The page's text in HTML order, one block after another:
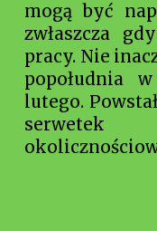
mogą być
zwłaszcza
pracy. Nie
popołudnia
lutego.